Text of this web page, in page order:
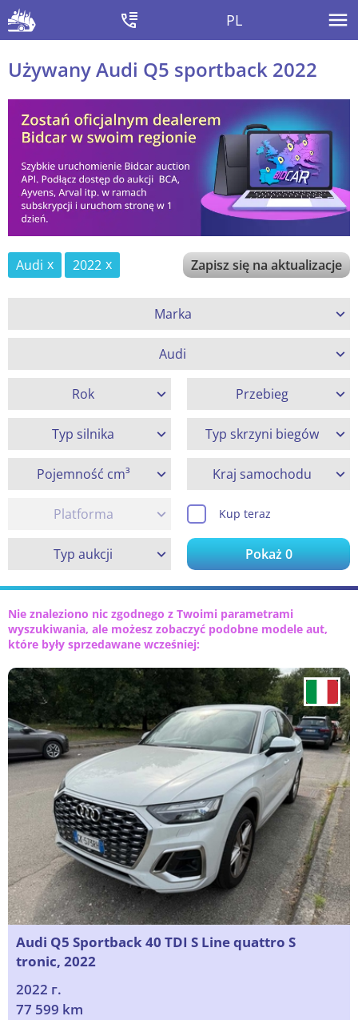
PL
Używany Audi Q5 sportback 2022
Audi 2022 Zapisz się na aktualizacje
Marka
Audi
Rok Przebieg
Typ silnika Typ skrzyni biegów
Pojemność cm³ Kraj samochodu
Platforma Kup teraz
Typ aukcji Pokaż0
Nie znaleziono nic zgodnego z Twoimi parametrami
wyszukiwania, ale możesz zobaczyć podobne modele aut,
które były sprzedawane wcześniej:
Audi Q5 Sportback 40 TDI S Line quattro S
tronic, 2022
2022 г.
77 599 km